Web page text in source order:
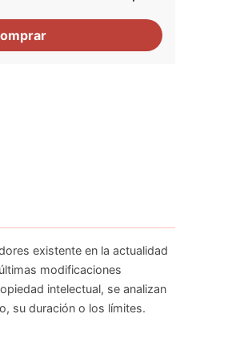
existente en la actualidad
modificaciones
intelectual, se analizan
su duración o los límites.